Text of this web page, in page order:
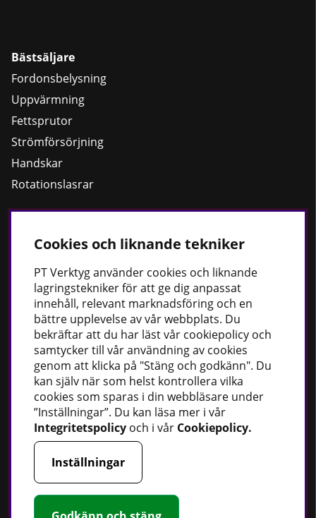
Bästsäljare
Fordonsbelysning
Uppvärmning
Fettsprutor
Strömförsörjning
Handskar
Rotationslasrar
Håll dig uppdaterad
Nyheter
Guider
Facebook
Instagram
PT Verktyg AB
Stationsvägen 30
541 77 Skövde
Sverige
Telefon:0500 - 49 95 80
E-post:info@ptverktyg.se
Kontaktformulär
Cookies och liknande tekniker
PTVerktyg använder cookies och liknande
lagringstekniker för att ge dig anpassat
innehåll, relevant marknadsföring och en
bättre upplevelse av vår webbplats. Du
bekräftar att du har läst vår cookiepolicy och
samtycker till vår användning av cookies
genom att klicka på "Stäng och godkänn". Du
kan själv när som helst kontrollera vilka
cookies som sparas i din webbläsare under
”Inställningar”. Du kan läsa mer i vår
Integritetspolicy och i vår Cookiepolicy.
Inställningar